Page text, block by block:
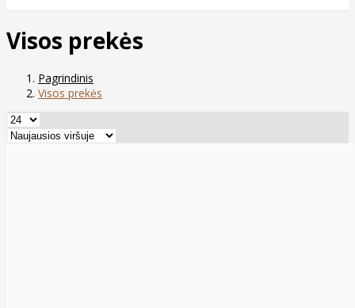
Visos prekės
Pagrindinis
Visos prekės